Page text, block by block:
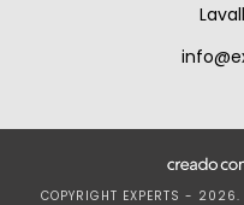
COPYRIGHT EXPERTS - 2026.